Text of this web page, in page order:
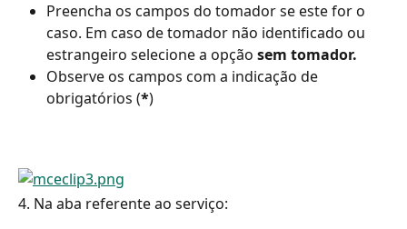
Preencha os campos do tomador se este for o
caso. Em caso de tomador não identificado ou
estrangeiro selecione a opção sem tomador.
Observe os campos com a indicação de
obrigatórios (*)
4. Na aba referente ao serviço: